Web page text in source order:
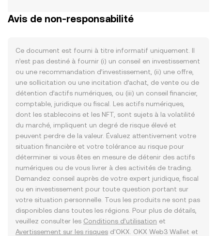
Avis de non-responsabilité
Ce document est fourni à titre informatif uniquement. Il
n’est pas destiné à fournir (i) un conseil en investissement
ou une recommandation d’investissement, (ii) une offre,
une sollicitation ou une incitation d’achat, de vente ou de
détention d’actifs numériques, ou (iii) un conseil financier,
comptable, juridique ou fiscal. Les actifs numériques,
dont les stablecoins et les NFT, sont sujets à la volatilité
du marché, impliquent un degré de risque élevé et
peuvent perdre de la valeur. Évaluez attentivement votre
situation financière et votre tolérance au risque pour
déterminer si vous êtes en mesure de détenir des actifs
numériques ou de vous livrer à des activités de trading.
Demandez conseil auprès de votre expert juridique, fiscal
ou en investissement pour toute question portant sur
votre situation personnelle. Tous les produits ne sont pas
disponibles dans toutes les régions. Pour plus de détails,
veuillez consulter les Conditions d’utilisation et
Avertissement sur les risques d'OKX. OKX Web3 Wallet et